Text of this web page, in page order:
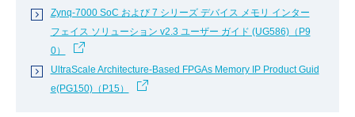
Zynq-7000 SoC および 7 シリーズ デバイス メモリ インター
フェイス ソリューション v2.3 ユーザー ガイド (UG586)（P9
0）
UltraScale Architecture-Based FPGAs Memory IP Product Guid
e(PG150)（P15）